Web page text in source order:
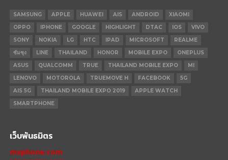
SAMSUNG APPLE HUAWEI AIS ANDROID
XIAOMI
OPPO
IPHONE GOOGLE HIGHLIGHT DTAC IOS
VIVO
SONY
NOKIA LG HTC IPAD MICROSOFT
REALME
ซัมซุง
LINE THAILAND HONOR MOBILE EXPO
ONEPLUS
ASUS
QUALCOMM TRUE THAILAND MOBILE EXPO
MI
LENOVO
MOTOROLA TRUEMOVE H FACEBOOK
5G
AIS 5G
THAILAND MOBILE EXPO 2019
APPLE WATCH
SMARTPHONE
เว็บพันธมิตร
mxphone.com